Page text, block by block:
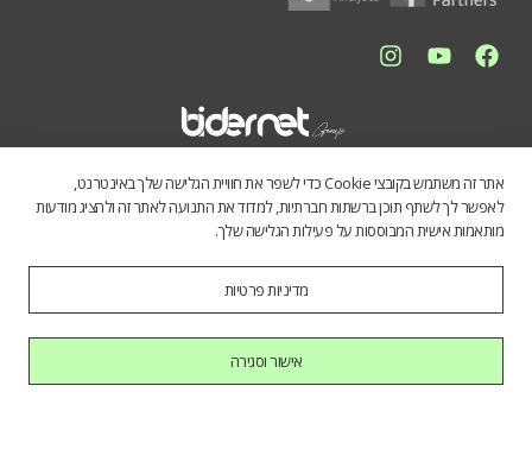
התכנים באתר נועדו לספק מידע כללי לציבור הרחב. אין לראות בהם תחליף
במידע הינו על אחריות המשתמש בלבד.
אתר זה משתמש בקובצי Cookie כדי לשפר את חוויית הגלישה שלך באינטרנט,
לאפשר לך לשתף תוכן ברשתות חברתיות, למדוד את התנועה לאתר זה ולהציג מודעות
מותאמות אישית המבוססות על פעילות הגלישה שלך.
מדיניות פרטיות
אישור וסגירה